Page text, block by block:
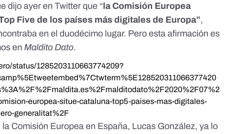
dijo ayer en Twitter que “la Comisión Europea
Five de los países más digitales de Europa”,
en el duodécimo lugar. Pero esta afirmación es
en Maldito Dato.
status/1285203110663774209?
europea-situe-cataluna-top5-paises-mas-digitales-
generalitat%2F
Comisión Europea en España, Lucas González, ya lo